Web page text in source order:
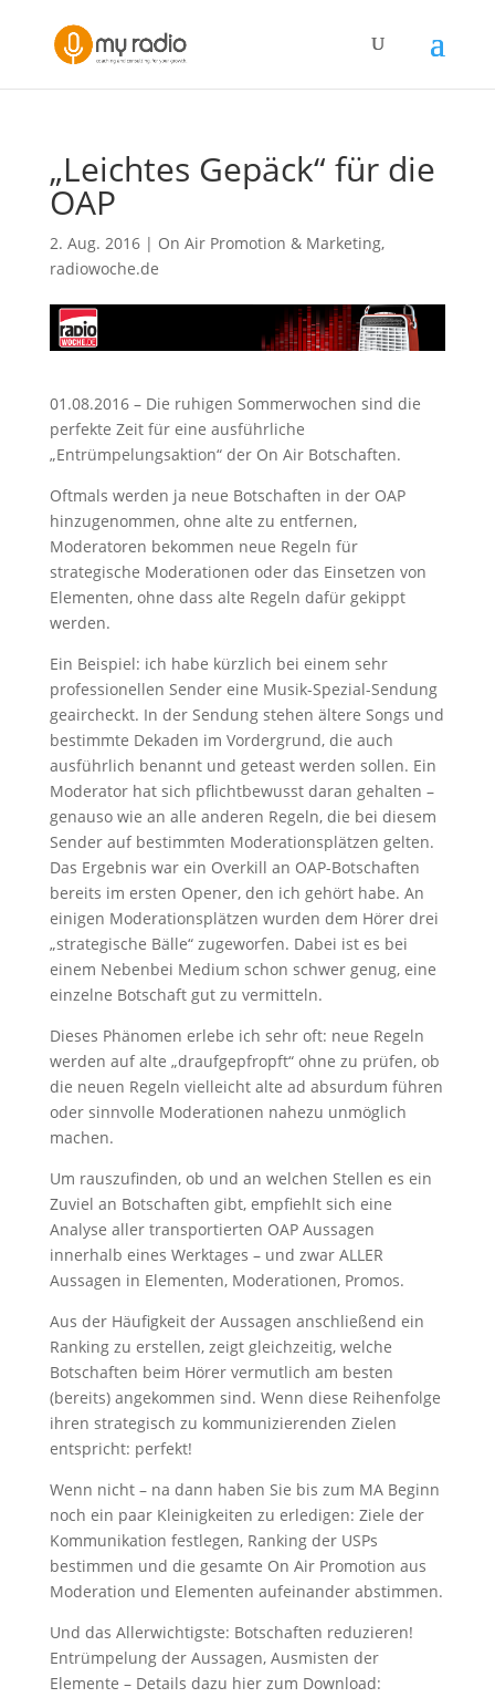
„Leichtes Gepäck“ für die
OAP
2. Aug. 2016| On Air Promotion & Marketing,
radiowoche.de
01.08.2016 – Die ruhigen Sommerwochen sind die
perfekte Zeit für eine ausführliche
„Entrümpelungsaktion“ der On Air Botschaften.
Oftmals werden ja neue Botschaften in der OAP
hinzugenommen, ohne alte zu entfernen,
Moderatoren bekommen neue Regeln für
strategische Moderationen oder das Einsetzen von
Elementen, ohne dass alte Regeln dafür gekippt
werden.
Ein Beispiel: ich habe kürzlich bei einem sehr
professionellen Sender eine Musik-Spezial-Sendung
geaircheckt. In der Sendung stehen ältere Songs und
bestimmte Dekaden im Vordergrund, die auch
ausführlich benannt und geteast werden sollen. Ein
Moderator hat sich pflichtbewusst daran gehalten –
genauso wie an alle anderen Regeln, die bei diesem
Sender auf bestimmten Moderationsplätzen gelten.
Das Ergebnis war ein Overkill an OAP-Botschaften
bereits im ersten Opener, den ich gehört habe. An
einigen Moderationsplätzen wurden dem Hörer drei
„strategische Bälle“ zugeworfen. Dabei ist es bei
einem Nebenbei Medium schon schwer genug, eine
einzelne Botschaft gut zu vermitteln.
Dieses Phänomen erlebe ich sehr oft: neue Regeln
werden auf alte „draufgepfropft“ ohne zu prüfen, ob
die neuen Regeln vielleicht alte ad absurdum führen
oder sinnvolle Moderationen nahezu unmöglich
machen.
Um rauszufinden, ob und an welchen Stellen es ein
Zuviel an Botschaften gibt, empfiehlt sich eine
Analyse aller transportierten OAP Aussagen
innerhalb eines Werktages – und zwar ALLER
Aussagen in Elementen, Moderationen, Promos.
Aus der Häufigkeit der Aussagen anschließend ein
Ranking zu erstellen, zeigt gleichzeitig, welche
Botschaften beim Hörer vermutlich am besten
(bereits) angekommen sind. Wenn diese Reihenfolge
ihren strategisch zu kommunizierenden Zielen
entspricht: perfekt!
Wenn nicht – na dann haben Sie bis zum MA Beginn
noch ein paar Kleinigkeiten zu erledigen: Ziele der
Kommunikation festlegen, Ranking der USPs
bestimmen und die gesamte On Air Promotion aus
Moderation und Elementen aufeinander abstimmen.
Und das Allerwichtigste: Botschaften reduzieren!
Entrümpelung der Aussagen, Ausmisten der
Elemente – Details dazu hier zum Download: